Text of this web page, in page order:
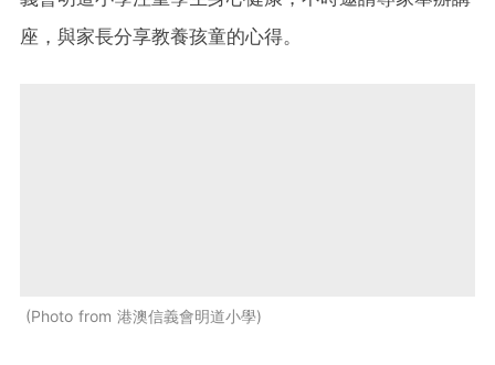
座，與家長分享教養孩童的心得。
Photo from 港澳信義會明道小學